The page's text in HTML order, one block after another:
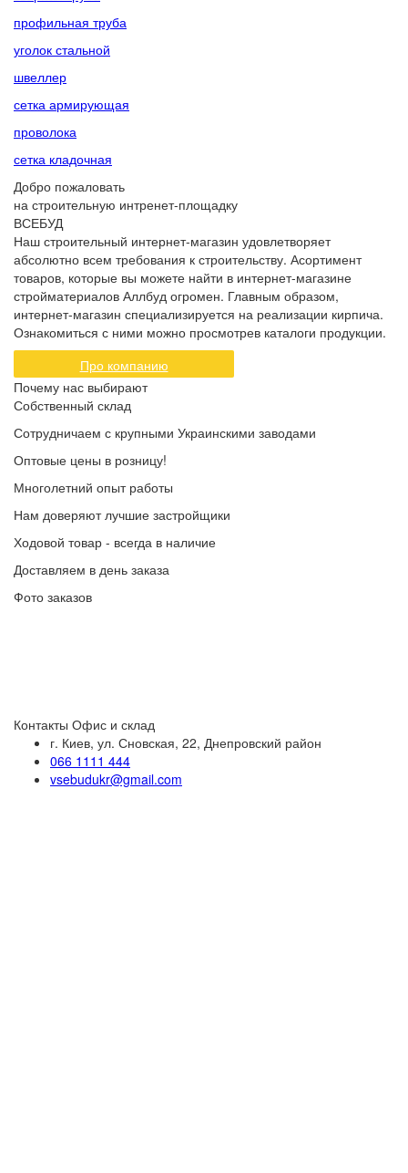
профильная труба
уголок стальной
швеллер
сетка армирующая
проволока
сетка кладочная
Добро пожаловать
на строительную интренет-площадку
ВСЕБУД
Наш строительный интернет-магазин удовлетворяет
абсолютно всем требования к строительству. Асортимент
товаров, которые вы можете найти в интернет-магазине
стройматериалов Аллбуд огромен. Главным образом,
интернет-магазин специализируется на реализации кирпича.
Ознакомиться с ними можно просмотрев каталоги продукции.
Про компанию
Почему нас выбирают
Собственный склад
Сотрудничаем с крупными Украинскими заводами
Оптовые цены в розницу!
Многолетний опыт работы
Нам доверяют лучшие застройщики
Ходовой товар - всегда в наличие
Доставляем в день заказа
Фото заказов
Контакты Офис и склад
г. Киев, ул. Сновская, 22, Днепровский район
066 1111 444
vsebudukr@gmail.com